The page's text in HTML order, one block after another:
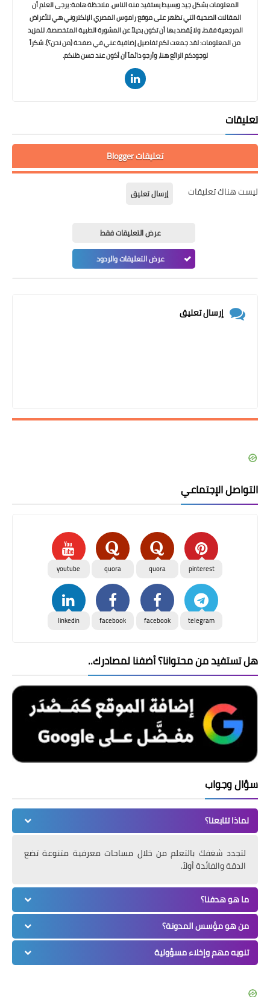
المعلومات بشكل جيد وبسيط يستفيد منه الناس. ملاحظة هامة: يرجى العلم أن
المقالات الصحية التي تظهر على موقع راموس المصري الإلكتروني هي للأغراض
المرجعية فقط، ولا يُقصد بها أن تكون بديلاً عن المشورة الطبية المتخصصة. للمزيد
من المعلومات: لقد جمعت لكم تفاصيل إضافية عني في صفحة (من نحن؟). شكراً
لوجودكم الرائع هنا، وأرجو دائماً أن أكون عند حسن ظنكم.
تعليقات
تعليقات Blogger
ليست هناك تعليقات إرسال تعليق
عرض التعليقات فقط
عرض التعليقات والردود
إرسال تعليق
التواصل الإجتماعي
pinterest
quora
quora
youtube
telegram
facebook
facebook
linkedin
هل تستفيد من محتوانا؟ أضفنا لمصادرك..
سؤال وجواب
لماذا تتابعنا؟
لتجدد شغفك بالتعلم من خلال مساحات معرفية متنوعة تضع
الدقة والفائدة أولاً.
ما هو هدفنا؟
من هو مؤسس المدونة؟
تنويه مهم وإخلاء مسؤولية